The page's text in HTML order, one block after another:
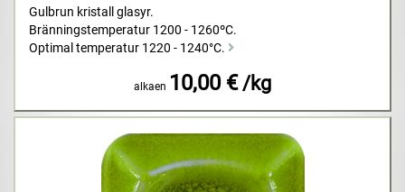
Gulbrun kristall glasyr.
Bränningstemperatur 1200 - 1260ºC.
Optimal temperatur 1220 - 1240°C.
alkaen 10,00 € /kg